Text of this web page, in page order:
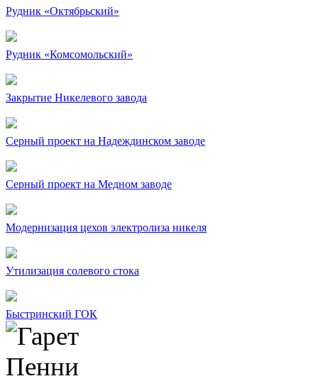
Рудник «Октябрьский»
Рудник «Комсомольский»
Закрытие Никелевого завода
Серный проект на Надеждинском заводе
Серный проект на Медном заводе
Модернизация цехов электролиза никеля
Утилизация солевого стока
Быстринский ГОК